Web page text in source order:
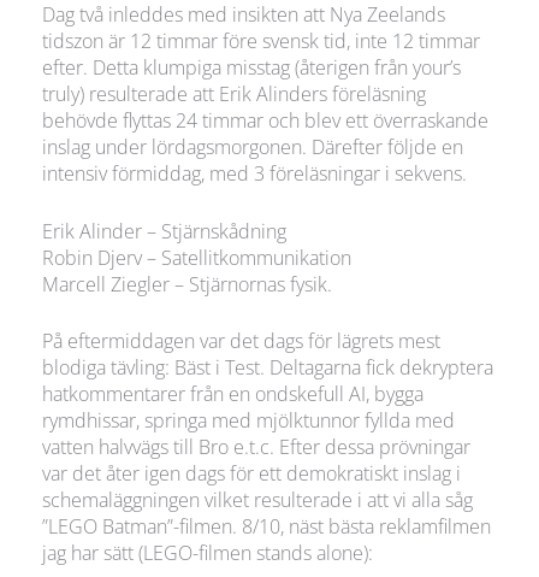
Dag två inleddes med insikten att Nya Zeelands
tidszon är 12 timmar före svensk tid, inte 12 timmar
efter. Detta klumpiga misstag (återigen från your’s
truly) resulterade att Erik Alinders föreläsning
behövde flyttas 24 timmar och blev ett överraskande
inslag under lördagsmorgonen. Därefter följde en
intensiv förmiddag, med 3 föreläsningar i sekvens.
Erik Alinder – Stjärnskådning
Robin Djerv – Satellitkommunikation
Marcell Ziegler – Stjärnornas fysik.
På eftermiddagen var det dags för lägrets mest
blodiga tävling: Bäst i Test. Deltagarna fick dekryptera
hatkommentarer från en ondskefull AI, bygga
rymdhissar, springa med mjölktunnor fyllda med
vatten halvvägs till Bro e.t.c. Efter dessa prövningar
var det åter igen dags för ett demokratiskt inslag i
schemaläggningen vilket resulterade i att vi alla såg
”LEGO Batman”-filmen. 8/10, näst bästa reklamfilmen
jag har sätt (LEGO-filmen stands alone):